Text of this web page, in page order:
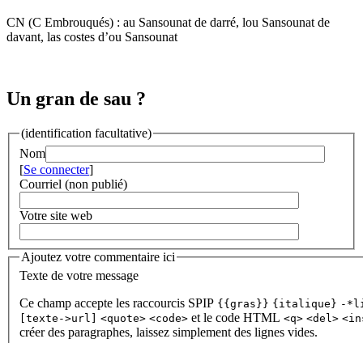
CN (C Embrouqués) : au Sansounat de darré, lou Sansounat de
davant, las costes d’ou Sansounat
Un gran de sau ?
(identification facultative)
Nom
[Se connecter]
Courriel (non publié)
Votre site web
Ajoutez votre commentaire ici
Texte de votre message
Ce champ accepte les raccourcis SPIP {{gras}} {italique} -
[texte->url]
<quote> <code> et le code HTML <q> <del>
créer des paragraphes, laissez simplement des lignes vides.